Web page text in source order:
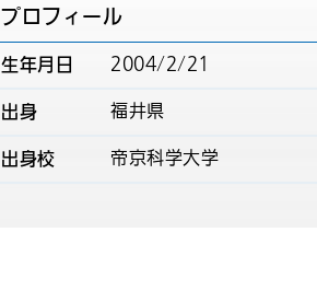
プロフィール
生年月日
2004/2/21
出身
福井県
出身校
帝京科学大学